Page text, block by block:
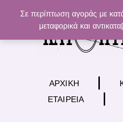
Σε περίπτωση αγοράς με
μεταφορικά και
περιεχόμενο
ΑΡΧΙΚΉ
ΕΤΑΙΡΕΊΑ